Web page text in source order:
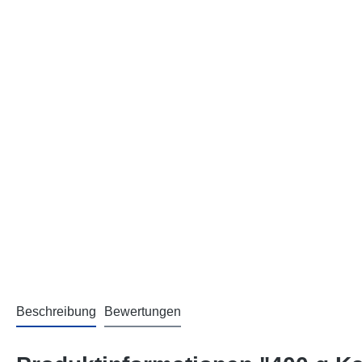
Beschreibung Bewertungen